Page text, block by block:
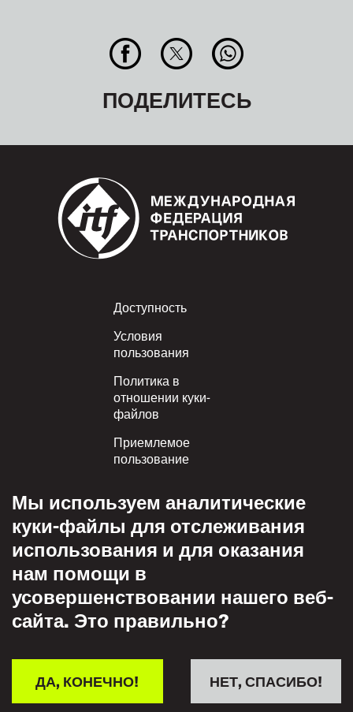
ПОДЕЛИТЕСЬ
Footer
Доступность
Условия
пользования
Политика в
отношении куки-
файлов
Приемлемое
пользование
конфиденциальности
Политика взаимного
уважения
Мы используем аналитические
куки-файлы для отслеживания
использования и для оказания
нам помощи в
усовершенствовании нашего веб-
сайта. Это правильно?
НЕТ, СПАСИБО!
ДА, КОНЕЧНО!